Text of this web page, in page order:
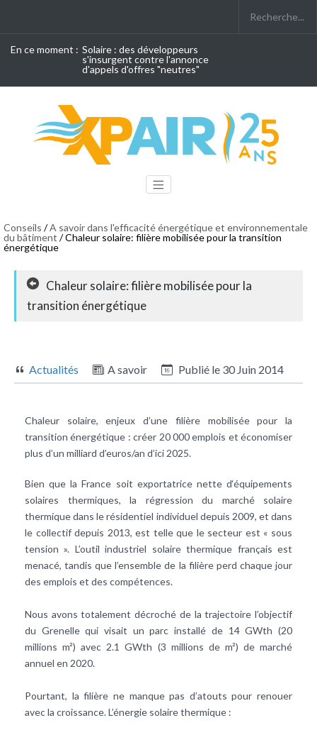
En ce moment : Solaire : des développeurs
s'insurgent contre l'annonce
d'appels d'offres "neutres"
Conseils /A savoir dans l'efficacité énergétique et environnementale
du bâtiment / Chaleur solaire: filière mobilisée pour la transition
énergétique
Chaleur solaire: filière mobilisée pour la
transition énergétique
Actualités A savoir Publié le 30 Juin 2014
Chaleur solaire, enjeux d’une filière mobilisée pour la
transition énergétique : créer 20 000 emplois et économiser
plus d’un milliard d’euros/an d’ici 2025.
Bien que la France soit exportatrice nette d‘équipements
solaires thermiques, la régression du marché solaire
thermique dans le résidentiel individuel depuis 2009, et dans
le collectif depuis 2013, est telle que le secteur est « sous
tension ». L’outil industriel solaire thermique français est
menacé, tandis que l’ensemble de la filière perd chaque jour
des emplois et des compétences.
Nous avons totalement décroché de la trajectoire l’objectif
du Grenelle qui visait un parc installé de 14 GWth (20
millions m²) avec 2.1 GWth (3 millions de m²) de marché
annuel en 2020.
Pourtant, la filière ne manque pas d’atouts pour renouer
avec la croissance. L’énergie solaire thermique :